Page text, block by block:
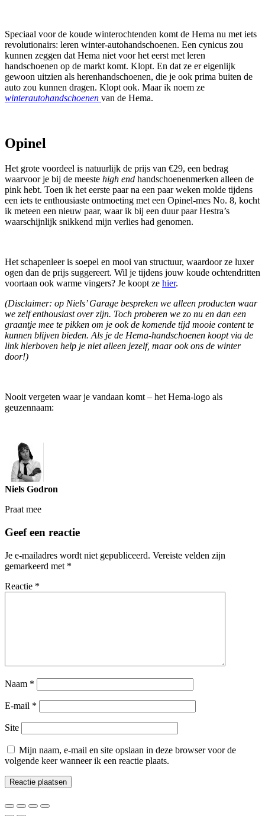
Speciaal voor de koude winterochtenden komt de Hema nu met iets
revolutionairs: leren winter-autohandschoenen. Een cynicus zou
kunnen zeggen dat Hema niet voor het eerst met leren
handschoenen op de markt komt. Klopt. En dat ze er eigenlijk
gewoon uitzien als herenhandschoenen, die je ook prima buiten de
auto zou kunnen dragen. Klopt ook. Maar ik noem ze
winterautohandschoenen van de Hema.
Opinel
Het grote voordeel is natuurlijk de prijs van €29, een bedrag
waarvoor je bij de meeste high end handschoenenmerken alleen de
pink hebt. Toen ik het eerste paar na een paar weken molde tijdens
een iets te enthousiaste ontmoeting met een Opinel-mes No. 8, kocht
ik meteen een nieuw paar, waar ik bij een duur paar Hestra’s
waarschijnlijk snikkend mijn verlies had genomen.
Het schapenleer is soepel en mooi van structuur, waardoor ze luxer
ogen dan de prijs suggereert. Wil je tijdens jouw koude ochtendritten
voortaan ook warme vingers? Je koopt ze hier.
(Disclaimer: op Niels’ Garage bespreken we alleen producten waar
we zelf enthousiast over zijn. Toch proberen we zo nu en dan een
graantje mee te pikken om je ook de komende tijd mooie content te
kunnen blijven bieden. Als je de Hema-handschoenen koopt via de
link hierboven help je niet alleen jezelf, maar ook ons de winter
door!)
Nooit vergeten waar je vandaan komt – het Hema-logo als
geuzennaam:
Niels Godron
Praat mee
Geef een reactie
Je e-mailadres wordt niet gepubliceerd. Vereiste velden zijn
gemarkeerd met *
Reactie *
Naam *
E-mail *
Site
Mijn naam, e-mail en site opslaan in deze browser voor de
volgende keer wanneer ik een reactie plaats.